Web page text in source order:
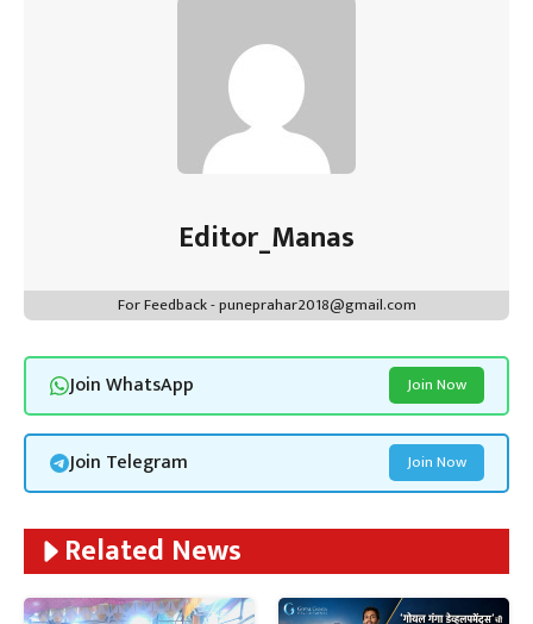
Editor_Manas
For Feedback - puneprahar2018@gmail.com
Join WhatsApp Join Now
Join Telegram Join Now
Related News